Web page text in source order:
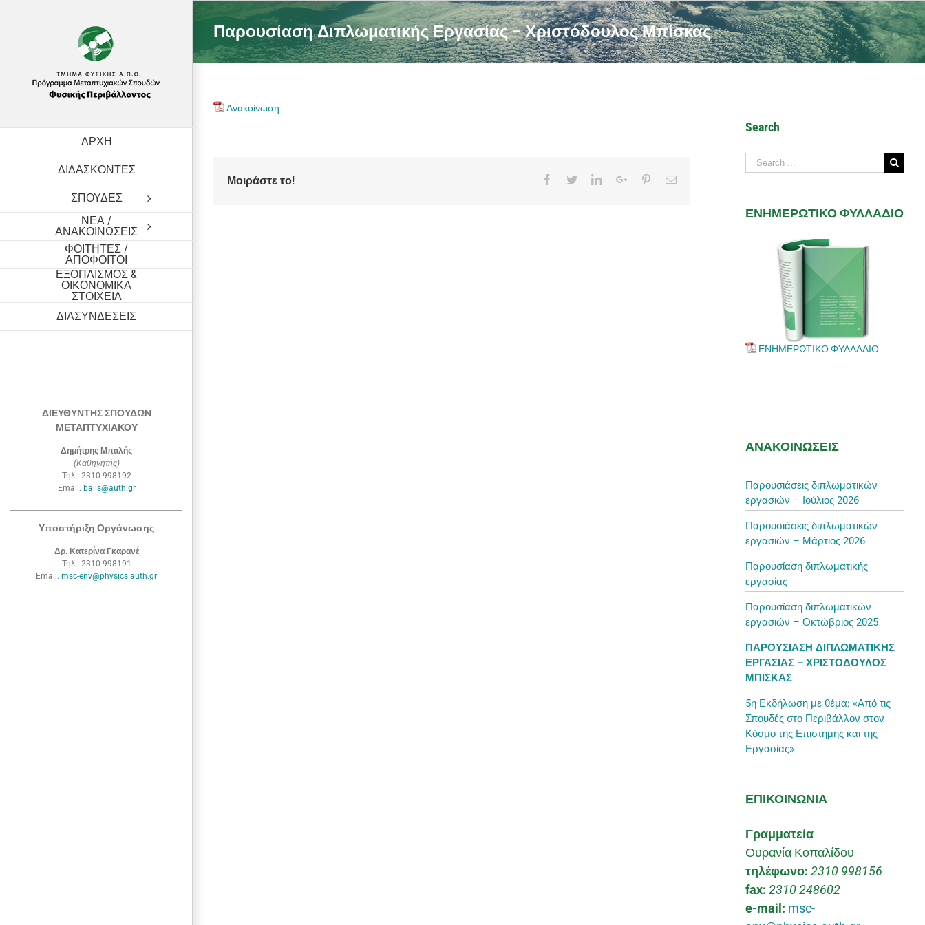
ΑΡΧΗ
ΔΙΔΑΣΚΟΝΤΕΣ
ΣΠΟΥΔΕΣ
ΝΕΑ /
ΑΝΑΚΟΙΝΩΣΕΙΣ
ΦΟΙΤΗΤΕΣ /
ΑΠΟΦΟΙΤΟΙ
ΕΞΟΠΛΙΣΜΟΣ &
ΟΙΚΟΝΟΜΙΚΑ
ΣΤΟΙΧΕΙΑ
ΔΙΑΣΥΝΔΕΣΕΙΣ
ΔΙΕΥΘΥΝΤΗΣ ΣΠΟΥΔΩΝ
ΜΕΤΑΠΤΥΧΙΑΚΟΥ
Δημήτρης Μπαλής
(Καθηγητής)
Τηλ.: 2310 998192
Email: balis@auth.gr
Υποστήριξη Οργάνωσης
Δρ. Κατερίνα Γκαρανέ
Τηλ.: 2310 998191
Email: msc-env@physics.auth.gr
Παρουσίαση Διπλωματικής Εργασίας – Χριστόδουλος Μπίσκας
Ανακοίνωση
Μοιράστε το! Facebook
TwitterLinkedInGoogle+PinterestEmail
Search
Search
for:
ΕΝΗΜΕΡΩΤΙΚΟ ΦΥΛΛΑΔΙΟ
ΕΝΗΜΕΡΩΤΙΚΟ ΦΥΛΛΑΔΙΟ
ΑΝΑΚΟΙΝΩΣΕΙΣ
Παρουσιάσεις διπλωματικών
εργασιών – Ιούλιος 2026
Παρουσιάσεις διπλωματικών
εργασιών – Μάρτιος 2026
Παρουσίαση διπλωματικής
εργασίας
Παρουσίαση διπλωματικών
εργασιών – Οκτώβριος 2025
ΠΑΡΟΥΣΊΑΣΗ ΔΙΠΛΩΜΑΤΙΚΉΣ
ΕΡΓΑΣΊΑΣ – ΧΡΙΣΤΌΔΟΥΛΟΣ
ΜΠΊΣΚΑΣ
5η Εκδήλωση με θέμα: «Από τις
Σπουδές στο Περιβάλλον στον
Κόσμο της Επιστήμης και της
Εργασίας»
ΕΠΙΚΟΙΝΩΝΙΑ
Γραμματεία
Ουρανία Κοπαλίδου
τηλέφωνο: 2310 998156
fax: 2310 248602
e-mail: msc-